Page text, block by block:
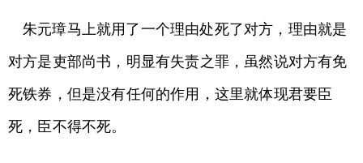
朱元璋马上就用了一个理由处死了对方，理由就是
对方是吏部尚书，明显有失责之罪，虽然说对方有免
死铁券，但是没有任何的作用，这里就体现君要臣
死，臣不得不死。